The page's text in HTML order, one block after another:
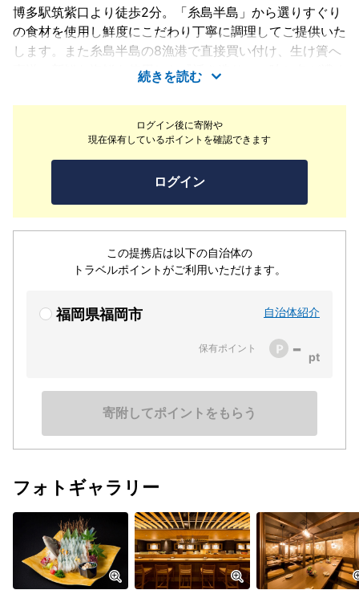
ログイン後に寄附や
現在保有しているポイントを確認できます
ログイン
この提携店は以下の自治体の
トラベルポイントがご利用いただけます。
福岡県福岡市 自治体紹介
保有ポイント -
寄附してポイントをもらう
博多駅筑紫口より徒歩2分。「糸島半島」から選りすぐり
の食材を使用し鮮度にこだわり丁寧に調理してご提供いた
します。また糸島半島の8漁港で直接買い付け、生け簀へ
直送、新鮮な海鮮を使用した『活き造り』。味と色が濃く
甘い、新鮮な朝獲れの『伊都野菜』。柔らかな肉質と、甘
みのある肉脂の糸島豚『伊都の宝』。弾力があり、美味し
い旨味を蓄えたブランド鶏の『糸島鶏』。博多名物の胡麻
鯖やもつ鍋、ヤリイカもマルっと取り揃えております。当
店自慢の料理の数々をどうぞごゆっくりとご賞味下さい。
続きを読む
フォトギャラリー